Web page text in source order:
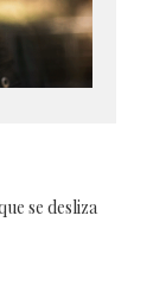
se desliza